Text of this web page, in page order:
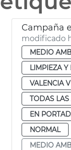
Campaña
modificado
MEDIO
LIMPIEZA Y
VALENCIA
TODAS
EN
NORMAL
MEDIO